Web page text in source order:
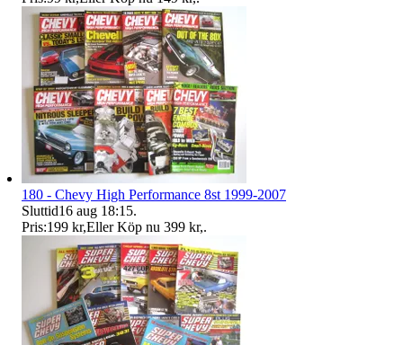
180 - Chevy High Performance 8st 1999-2007
Sluttid16 aug 18:15.
Pris:199 kr,Eller Köp nu 399 kr,.